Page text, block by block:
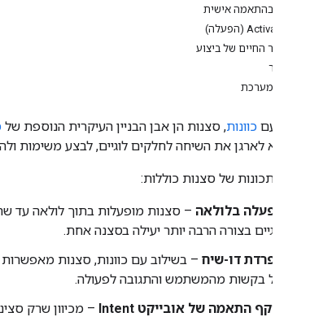
סצנות בהתאמה אישית
Activation (הפעלה)
מחזור החיים של ביצוע
מעבר
סצנות מערכת
בשילוב עם כוונות, סצנות הן אבן הבניין העיקרית הנוספת של
שלהן היא לארגן את השיחה לחלקים לוגיים, לבצע משימות
חלק מהתכונות של סצנות כוללות:
הפעלה בלולאה – סצנות מופעלות בתוך לולאה עד
לוגיים בצורה הרבה יותר יעילה בסצנה אחת.
הפרדת דו-שיח – בשילוב עם כוונות, סצנות
של בקשות מהמשתמש והתגובה לפעולה.
היקף התאמה של אובייקט Intent
– מכיוון שרק